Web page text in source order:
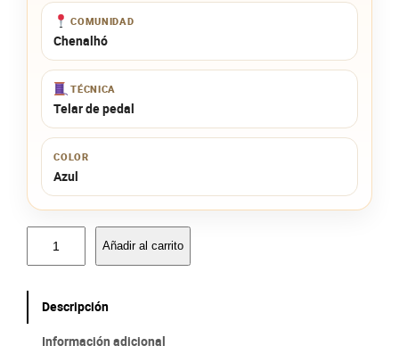
COMUNIDAD
Chenalhó
TÉCNICA
Telar de pedal
COLOR
Azul
p
Añadir al carrito
Descripción
Información adicional